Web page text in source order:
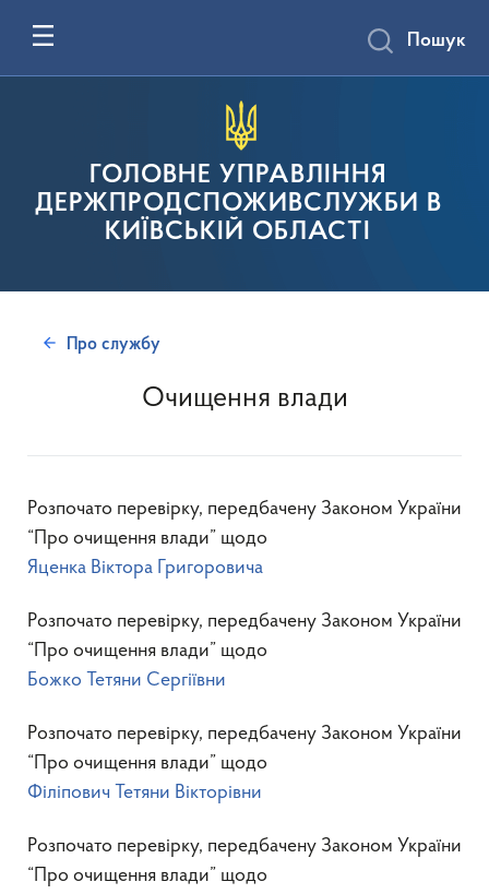
ГОЛОВНЕ УПРАВЛІННЯ
ДЕРЖПРОДСПОЖИВСЛУЖБИ В
КИЇВСЬКІЙ ОБЛАСТІ
Пошук
Про службу
Очищення влади
Розпочато перевірку, передбачену Законом України
“Про очищення влади” щодо
Яценка Віктора Григоровича
Розпочато перевірку, передбачену Законом України
“Про очищення влади” щодо
Божко Тетяни Сергіївни
Розпочато перевірку, передбачену Законом України
“Про очищення влади” щодо
Філіпович Тетяни Вікторівни
Розпочато перевірку, передбачену Законом України
“Про очищення влади” щодо